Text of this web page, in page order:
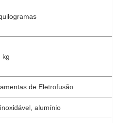
kg
de Eletrofusão
alumínio